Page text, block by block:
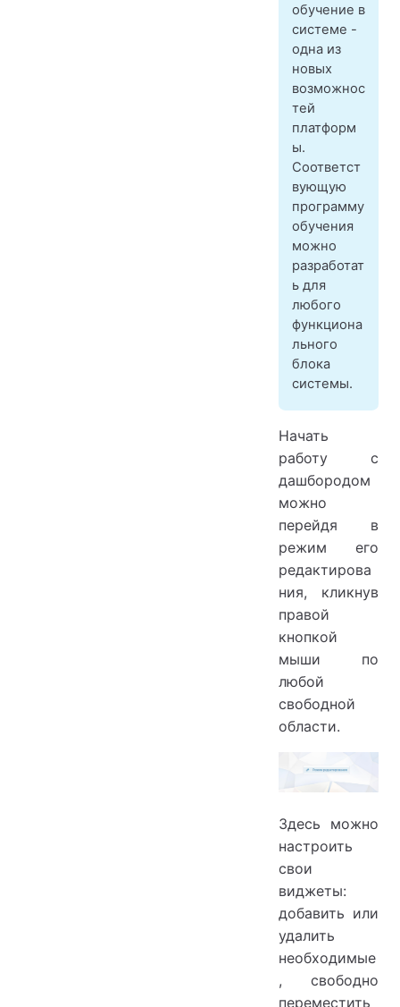
обучение в
системе -
одна из
новых
возможнос
тей
платформ
ы.
Соответст
вующую
программу
обучения
можно
разработат
ь для
любого
функциона
льного
блока
системы.
Начать
работу с
дашбородом
можно
перейдя в
режим его
редактирова
ния, кликнув
правой
кнопкой
мыши по
любой
свободной
области.
Здесь можно
настроить
свои
виджеты:
добавить или
удалить
необходимые
, свободно
переместить